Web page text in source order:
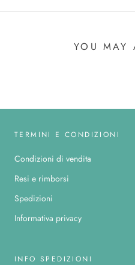
YOU MAY
TERMINI E CONDIZIONI
Condizioni di vendita
Resi e rimborsi
Spedizioni
Informativa privacy
INFO SPEDIZIONI